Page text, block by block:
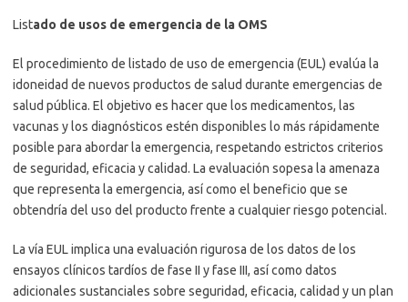
Listado de usos de emergencia de la OMS
El procedimiento de listado de uso de emergencia (EUL) evalúa la
idoneidad de nuevos productos de salud durante emergencias de
salud pública. El objetivo es hacer que los medicamentos, las
vacunas y los diagnósticos estén disponibles lo más rápidamente
posible para abordar la emergencia, respetando estrictos criterios
de seguridad, eficacia y calidad. La evaluación sopesa la amenaza
que representa la emergencia, así como el beneficio que se
obtendría del uso del producto frente a cualquier riesgo potencial.
La vía EUL implica una evaluación rigurosa de los datos de los
ensayos clínicos tardíos de fase II y fase III, así como datos
adicionales sustanciales sobre seguridad, eficacia, calidad y un plan